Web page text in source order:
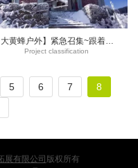
【大黄蜂户外】紧急召集~跟着大黄蜂永嘉玩雪去咯
Project classification
5 6 7
8
展有限公司 版权所有